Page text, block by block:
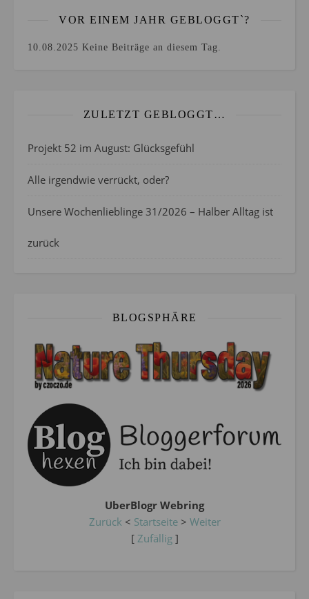
VOR EINEM JAHR GEBLOGGT`?
10.08.2025 Keine Beiträge an diesem Tag.
ZULETZT GEBLOGGT…
Projekt 52 im August: Glücksgefühl
Alle irgendwie verrückt, oder?
Unsere Wochenlieblinge 31/2026 – Halber Alltag ist
zurück
BLOGSPHÄRE
UberBlogr Webring
Zurück < Startseite> Weiter
[ Zufällig]